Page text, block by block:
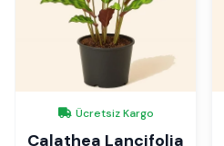
Ücretsiz Kargo
Calathea Lancifolia